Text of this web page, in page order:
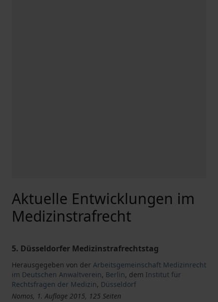
Aktuelle Entwicklungen im
Medizinstrafrecht
5. Düsseldorfer Medizinstrafrechtstag
Herausgegeben von der Arbeitsgemeinschaft Medizinrecht
im Deutschen Anwaltverein, Berlin, dem Institut für
Rechtsfragen der Medizin, Düsseldorf
Nomos, 1. Auflage 2015, 125 Seiten